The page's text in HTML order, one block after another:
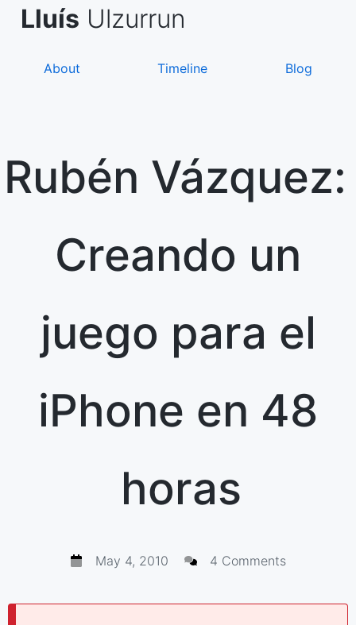
SkipLluís Ulzurrun
About Timeline Blog
Rubén Vázquez:
Creando un
juego para el
iPhone en 48
horas
May 4, 2010 4 Comments